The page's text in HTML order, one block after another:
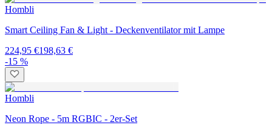
Hombli
Smart Ceiling Fan & Light - Deckenventilator mit Lampe
224,95 €198,63 €
-15 %
Hombli
Neon Rope - 5m RGBIC - 2er-Set